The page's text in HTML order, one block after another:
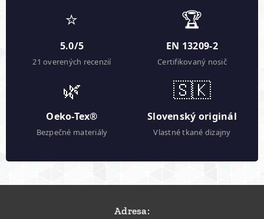
⭐
5.0/5
21 overených recenzií
🏆
EN 13209-2
Certifikovaný nosič
🌿
Oeko-Tex®
Bezpečné materiály
🇸🇰
Slovenský originál
Vlastné tkané dizajny
Adresa: